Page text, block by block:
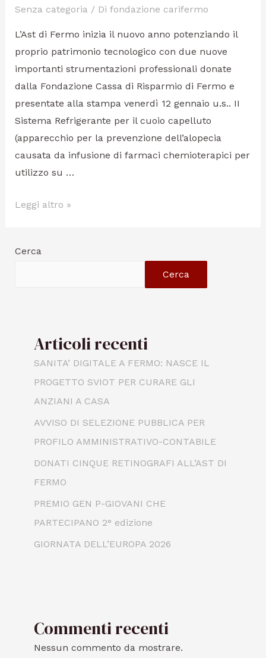
Senza categoria / Di fondazione carifermo
L’Ast di Fermo inizia il nuovo anno potenziando il
proprio patrimonio tecnologico con due nuove
importanti strumentazioni professionali donate
dalla Fondazione Cassa di Risparmio di Fermo e
presentate alla stampa venerdì 12 gennaio u.s.. II
Sistema Refrigerante per il cuoio capelluto
(apparecchio per la prevenzione dell’alopecia
causata da infusione di farmaci chemioterapici per
utilizzo su …
Leggi altro »
Cerca
Cerca
Articoli recenti
SANITA’ DIGITALE A FERMO: NASCE IL
PROGETTO SVIOT PER CURARE GLI
ANZIANI A CASA
AVVISO DI SELEZIONE PUBBLICA PER
PROFILO AMMINISTRATIVO-CONTABILE
DONATI CINQUE RETINOGRAFI ALL’AST DI
FERMO
PREMIO GEN P-GIOVANI CHE
PARTECIPANO 2° edizione
GIORNATA DELL’EUROPA 2026
Commenti recenti
Nessun commento da mostrare.